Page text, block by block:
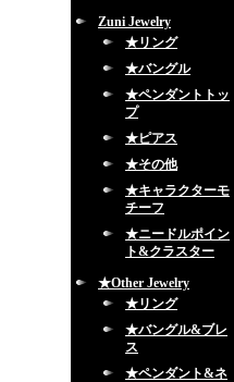
Zuni Jewelry
★リング
★バングル
★ペンダントトッ
プ
★ピアス
★その他
★キャラクターモ
チーフ
★ニードルポイン
ト&クラスター
★Other Jewelry
★リング
★バングル&ブレ
ス
★ペンダント&ネ